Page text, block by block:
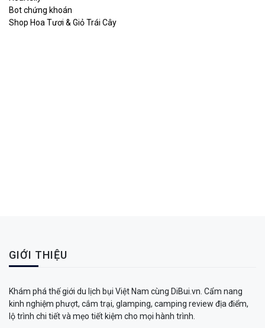
Bot chứng khoán
Shop Hoa Tươi & Giỏ Trái Cây
GIỚI THIỆU
Khám phá thế giới du lịch bụi Việt Nam cùng DiBui.vn. Cẩm nang
kinh nghiệm phượt, cắm trại, glamping, camping review địa điểm,
lộ trình chi tiết và mẹo tiết kiệm cho mọi hành trình.